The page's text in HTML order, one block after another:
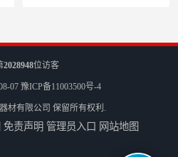
2028948位访客
07 豫ICP备11003500号-4
材有限公司 保留所有权利.
免责声明 管理员入口 网站地图